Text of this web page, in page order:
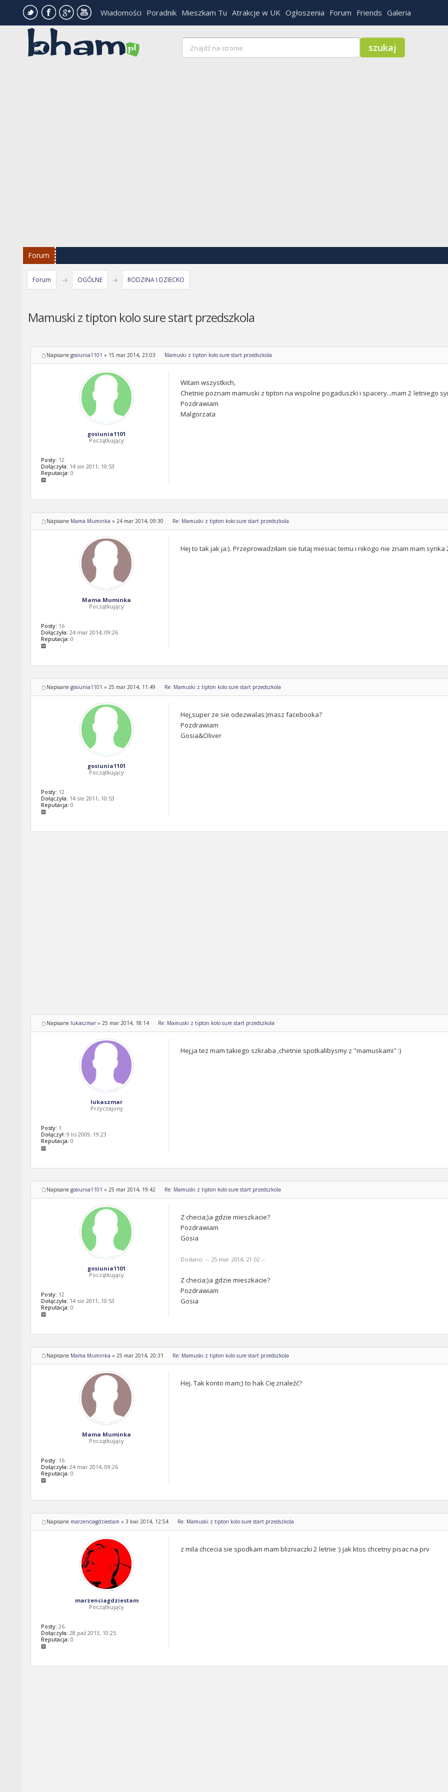
Wiadomości Poradnik Mieszkam Tu Atrakcje w UK Ogłoszenia Forum Friends Galeria
Forum
Forum OGÓLNE RODZINA I DZIECKO
Mamuski z tipton kolo sure start przedszkola
Napisane gosiunia1101 » 15 mar 2014, 23:03 Mamuski z tipton kolo sure start przedszkola
Witam wszystkich,
Chetnie poznam mamuski z tipton na wspolne pogaduszki i spacery...mam 2 letniego
Pozdrawiam
Malgorzata
gosiunia1101
Początkujący
Posty: 12
Dołączyła: 14 sie 2011, 10:53
Reputacja: 0
Napisane Mama Muminka » 24 mar 2014, 09:30 Re: Mamuski z tipton kolo sure start przedszkola
Hej to tak jak ja:). Przeprowadziłam sie tutaj miesiac temu i nikogo nie znam mam
Mama Muminka
Początkujący
Posty: 16
Dołączyła: 24 mar 2014, 09:26
Reputacja: 0
Napisane gosiunia1101 » 25 mar 2014, 11:49 Re: Mamuski z tipton kolo sure start przedszkola
Hej,super ze sie odezwalas:)masz facebooka?
Pozdrawiam
Gosia&Oliver
gosiunia1101
Początkujący
Posty: 12
Dołączyła: 14 sie 2011, 10:53
Reputacja: 0
Napisane lukaszmar» 25 mar 2014, 18:14 Re: Mamuski z tipton kolo sure start przedszkola
Hej,ja tez mam takiego szkraba ,chetnie spotkalibysmy z "mamuskami" :)
lukaszmar
Przyczajony
Posty: 1
Dołączył: 9 lis 2009, 19:23
Reputacja: 0
Napisane gosiunia1101 » 25 mar 2014, 19:42 Re: Mamuski z tipton kolo sure start przedszkola
Z checia;)a gdzie mieszkacie?
Pozdrawiam
Gosia
Dodano: -- 25 mar 2014, 21:02 --
Z checia;)a gdzie mieszkacie?
Pozdrawiam
Gosia
gosiunia1101
Początkujący
Posty: 12
Dołączyła: 14 sie 2011, 10:53
Reputacja: 0
Napisane Mama Muminka » 25 mar 2014, 20:31 Re: Mamuski z tipton kolo sure start przedszkola
Hej. Tak konto mam;) to hak Cię znaleźć?
Mama Muminka
Początkujący
Posty: 16
Dołączyła: 24 mar 2014, 09:26
Reputacja: 0
Napisane marzenciagdziestam » 3 kwi 2014, 12:54 Re: Mamuski z tipton kolo sure start przedszkola
z mila chcecia sie spodkam mam blizniaczki 2 letnie :) jak ktos chcetny pisac na prv
marzenciagdziestam
Początkujący
Posty: 26
Dołączyła: 28 paź 2013, 10:25
Reputacja: 0